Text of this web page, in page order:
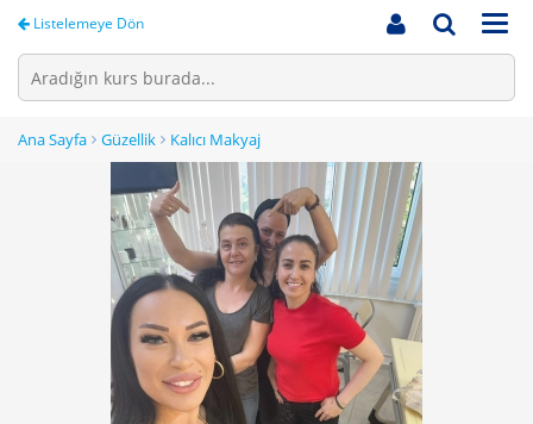
Listelemeye Dön
Ana Sayfa Güzellik Kalıcı Makyaj